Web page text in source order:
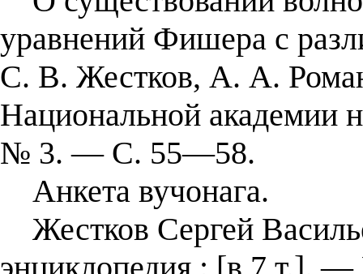
уравнений Фишера с
С. В. Жестков, А. А.
Национальной академии
№ 3. — С. 55—58.
Анкета вучонага.
Жестков Сергей